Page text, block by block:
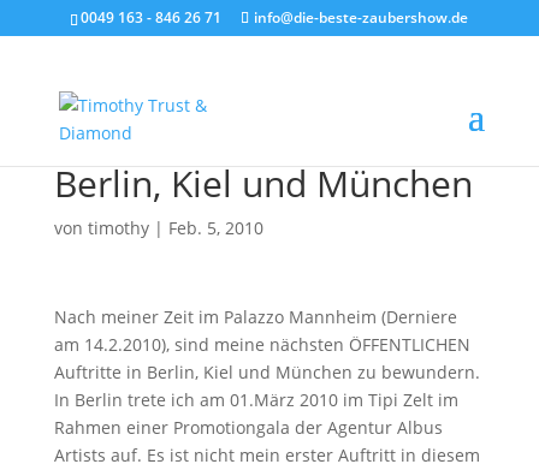
0049 163 - 846 26 71 info@die-beste-zaubershow.de
Berlin, Kiel und München
von timothy| Feb. 5, 2010
Nach meiner Zeit im Palazzo Mannheim (Derniere
am 14.2.2010), sind meine nächsten ÖFFENTLICHEN
Auftritte in Berlin, Kiel und München zu bewundern.
In Berlin trete ich am 01.März 2010 im Tipi Zelt im
Rahmen einer Promotiongala der Agentur Albus
Artists auf. Es ist nicht mein erster Auftritt in diesem